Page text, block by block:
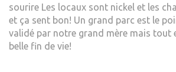
sourire Les locaux sont nickel et les
et ça sent bon! Un grand parc est le
validé par notre grand mère mais tout
belle fin de vie!